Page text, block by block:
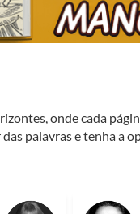
onde cada
palavras e tenha a
para você!